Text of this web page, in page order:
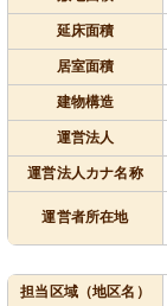
延床面積
居室面積
建物構造
運営法人
運営法人カナ名称
運営者所在地
担当区域（地区名）